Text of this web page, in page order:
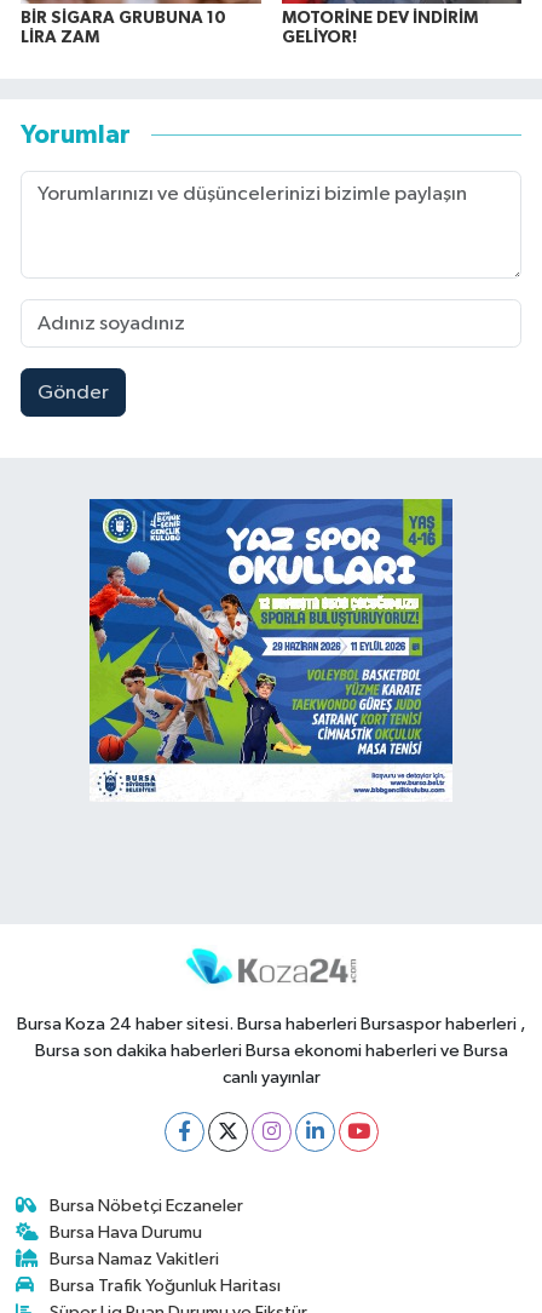
BİR SİGARA GRUBUNA 10
LİRA ZAM
MOTORİNE DEV İNDİRİM
GELİYOR!
Yorumlar
Gönder
Bursa Koza 24 haber sitesi. Bursa haberleri Bursaspor haberleri ,
Bursa son dakika haberleri Bursa ekonomi haberleri ve Bursa
canlı yayınlar
Bursa Nöbetçi Eczaneler
Bursa Hava Durumu
Bursa Namaz Vakitleri
Bursa Trafik Yoğunluk Haritası